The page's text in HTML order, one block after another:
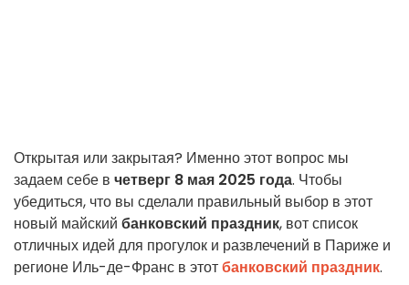
Открытая или закрытая? Именно этот вопрос мы
задаем себе в четверг 8 мая 2025 года. Чтобы
убедиться, что вы сделали правильный выбор в этот
новый майский банковский праздник, вот список
отличных идей для прогулок и развлечений в Париже и
регионе Иль-де-Франс в этотбанковский праздник.